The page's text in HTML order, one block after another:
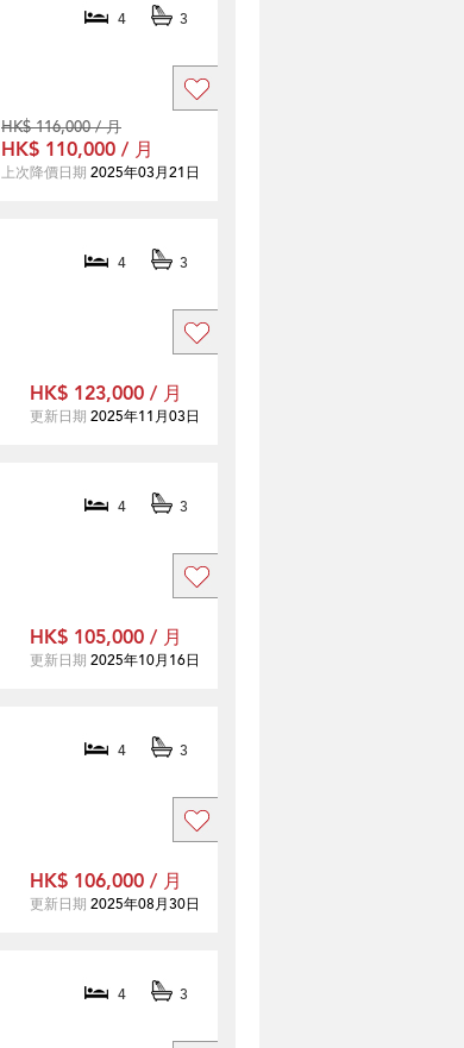
4 3
HK$ 116,000 / 月
HK$ 110,000 / 月
上次降價日期 2025年03月21日
4 3
HK$ 123,000 / 月
更新日期 2025年11月03日
4 3
HK$ 105,000 / 月
更新日期 2025年10月16日
4 3
HK$ 106,000 / 月
更新日期 2025年08月30日
4 3